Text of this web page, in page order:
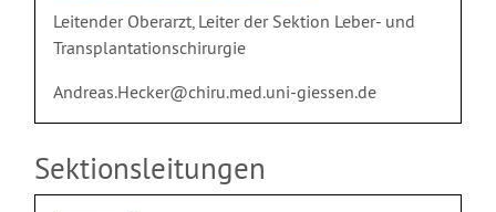
Leitender Oberarzt, Leiter der Sektion Leber- und
Transplantationschirurgie
Andreas.Hecker@chiru.med.uni-giessen.de
Sektionsleitungen